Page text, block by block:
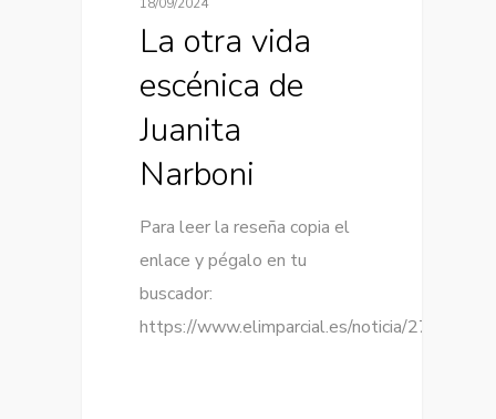
La otra vida
escénica de
Juanita
Narboni
Para leer la reseña copia el
enlace y pégalo en tu
buscador:
https://www.elimparcial.es/noticia/273737/